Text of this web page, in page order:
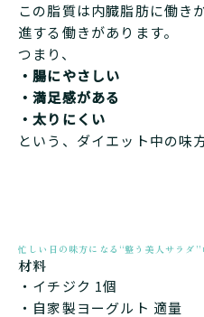
この脂質は内臓脂肪に働き
進する働きがあります。
つまり、
・腸にやさしい
・満足感がある
・太りにくい
という、ダイエット中の味
忙しい日の味方になる“整う美人サラダ”
材料
・イチジク 1個
・自家製ヨーグルト 適量